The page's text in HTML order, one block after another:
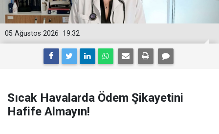
19:32
05 Ağustos 2026
Sıcak Havalarda Ödem Şikayetini
Hafife Almayın!